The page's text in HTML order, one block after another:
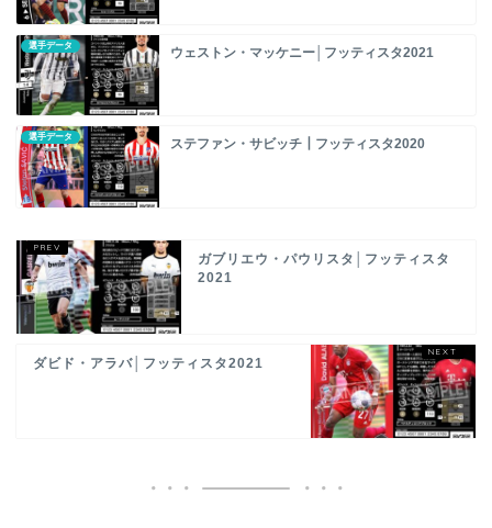
選手データ ウェストン・マッケニー│フッティスタ2021
選手データ ステファン・サビッチ┃フッティスタ2020
ガブリエウ・パウリスタ│フッティスタ
2021
ダビド・アラバ│フッティスタ2021